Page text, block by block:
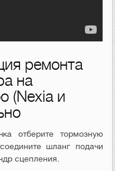
ремонта
на
(Nexia и
отберите тормозную
шланг подачи
сцепления.